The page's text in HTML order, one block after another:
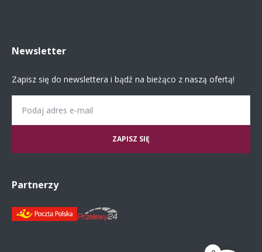
Newsletter
Zapisz się do newslettera i bądź na bieżąco z naszą ofertą!
Partnerzy